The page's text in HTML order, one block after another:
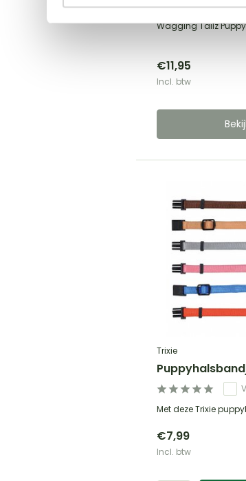
Wagging Tailz
€11,95
Incl. btw
Trixie
Met deze Trixie
€7,99
Incl. btw